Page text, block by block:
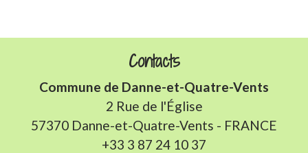
Contacts
Commune de Danne-et-Quatre-Vents
2 Rue de l'Église
57370 Danne-et-Quatre-Vents - FRANCE
+33 3 87 24 10 37